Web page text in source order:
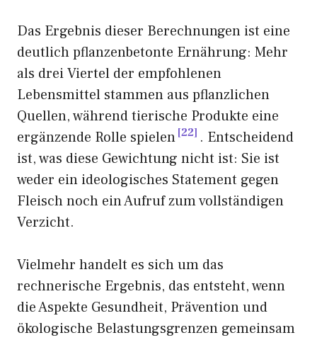
Das Ergebnis dieser Berechnungen ist eine
deutlich pflanzenbetonte Ernährung: Mehr
als drei Viertel der empfohlenen
Lebensmittel stammen aus pflanzlichen
Quellen, während tierische Produkte eine
ergänzende Rolle spielen 22 . Entscheidend
ist, was diese Gewichtung nicht ist: Sie ist
weder ein ideologisches Statement gegen
Fleisch noch ein Aufruf zum vollständigen
Verzicht.
Vielmehr handelt es sich um das
rechnerische Ergebnis, das entsteht, wenn
die Aspekte Gesundheit, Prävention und
ökologische Belastungsgrenzen gemeinsam